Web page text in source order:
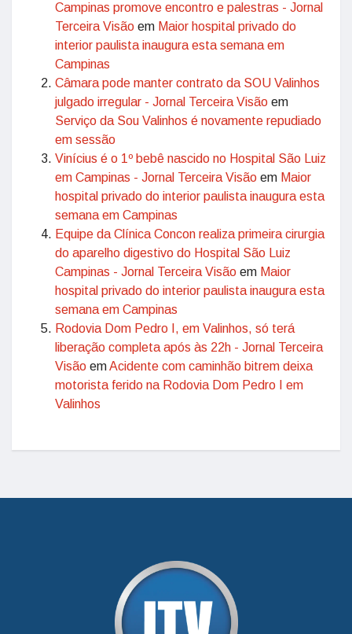
Campinas promove encontro e palestras - Jornal
Terceira Visão em Maior hospital privado do
interior paulista inaugura esta semana em
Campinas
Câmara pode manter contrato da SOU Valinhos
julgado irregular - Jornal Terceira Visão em
Serviço da Sou Valinhos é novamente repudiado
em sessão
Vinícius é o 1º bebê nascido no Hospital São Luiz
em Campinas - Jornal Terceira Visão em Maior
hospital privado do interior paulista inaugura esta
semana em Campinas
Equipe da Clínica Concon realiza primeira cirurgia
do aparelho digestivo do Hospital São Luiz
Campinas - Jornal Terceira Visão em Maior
hospital privado do interior paulista inaugura esta
semana em Campinas
Rodovia Dom Pedro I, em Valinhos, só terá
liberação completa após às 22h - Jornal Terceira
Visão emAcidente com caminhão bitrem deixa
motorista ferido na Rodovia Dom Pedro I em
Valinhos